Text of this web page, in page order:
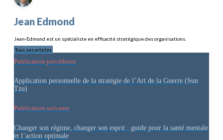
Jean Edmond
Jean-Edmond est un spécialiste en efficacité stratégique des organisations.
Tous ses articles
Publication précédente
Application personnelle de la stratégie de l’Art de la Guerre (Sun
Tzu)
Publication suivante
Changer son régime, changer son esprit : guide pour la santé mentale
et l’action optimale